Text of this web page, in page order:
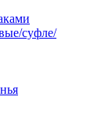
суфле/